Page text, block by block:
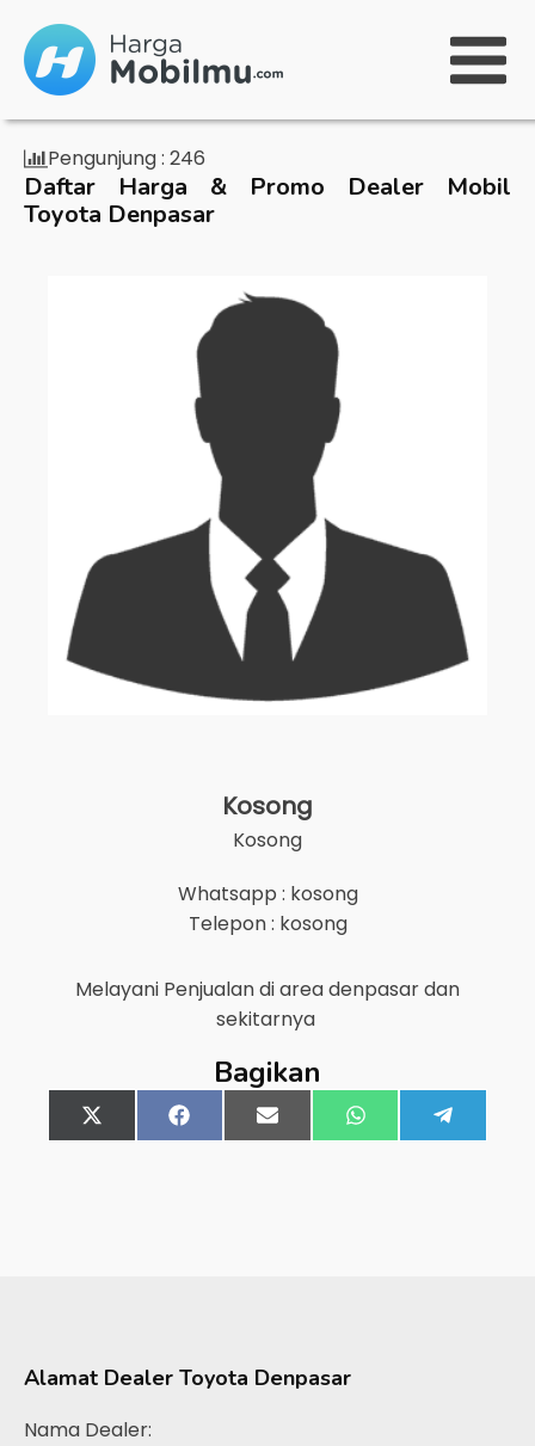
Pengunjung : 246
Daftar Harga & Promo Dealer Mobil
Toyota Denpasar
Kosong
Kosong
Whatsapp : kosong
Telepon : kosong
Melayani Penjualan di areadenpasardan
sekitarnya
Bagikan
Share
on
X
(Twitter)
Share
on
FacebookShare
on
Email Share
on
WhatsApp
on
Alamat Dealer Toyota Denpasar
Nama Dealer: